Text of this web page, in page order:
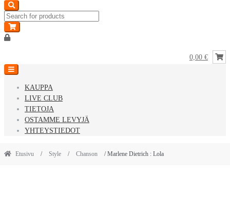
0,00 €
KAUPPA
LIVE CLUB
TIETOJA
OSTAMME LEVYJÄ
YHTEYSTIEDOT
Etusivu / Style / Chanson / Marlene Dietrich : Lola